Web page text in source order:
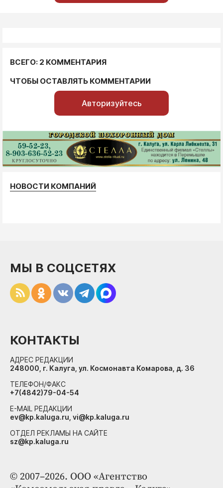
ВСЕГО: 2 КОММЕНТАРИЯ
ЧТОБЫ ОСТАВЛЯТЬ КОММЕНТАРИИ
Авторизуйтесь
НОВОСТИ КОМПАНИЙ
© 2007–2026. ООО «Агентство
МЫ В СОЦСЕТЯХ
КОНТАКТЫ
АДРЕС РЕДАКЦИИ
248000, г. Калуга, ул. Космонавта Комарова, д. 36
ТЕЛЕФОН/ФАКС
+7(4842)79-04-54
E-MAIL РЕДАКЦИИ
ev@kp.kaluga.ru, vi@kp.kaluga.ru
ОТДЕЛ РЕКЛАМЫ НА САЙТЕ
sz@kp.kaluga.ru